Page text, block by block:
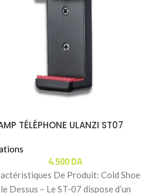
TÉLÉPHONE ULANZI ST07
4.500DA
De Produit: Cold Shoe
Dessus – Le ST-07 dispose d’un